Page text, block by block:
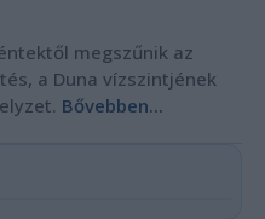
megszűnik az
a Duna vízszintjének
Bővebben...